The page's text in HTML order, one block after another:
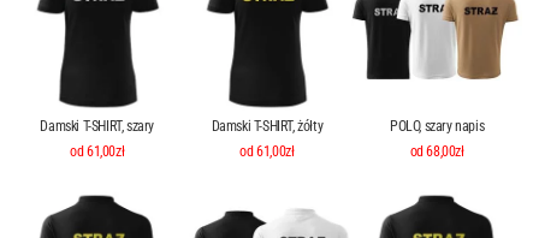
Damski T-SHIRT, szary
od 61,00zł
Damski T-SHIRT, żółty
od 61,00zł
POLO, szary napis
od 68,00zł